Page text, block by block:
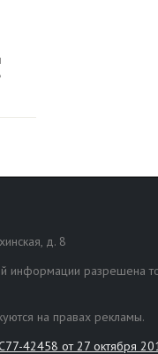
д. 8
информации разрешена
на правах рекламы.
42458 от 27 октября